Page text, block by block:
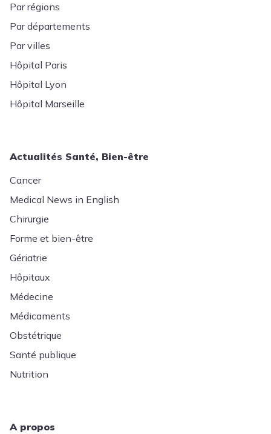
Par régions
Par départements
Par villes
Hôpital Paris
Hôpital Lyon
Hôpital Marseille
Actualités Santé, Bien-être
Cancer
Medical News in English
Chirurgie
Forme et bien-être
Gériatrie
Hôpitaux
Médecine
Médicaments
Obstétrique
Santé publique
Nutrition
A propos